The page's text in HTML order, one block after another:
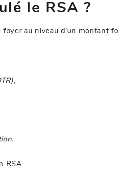
le RSA ?
au niveau d’un montant
RSA.